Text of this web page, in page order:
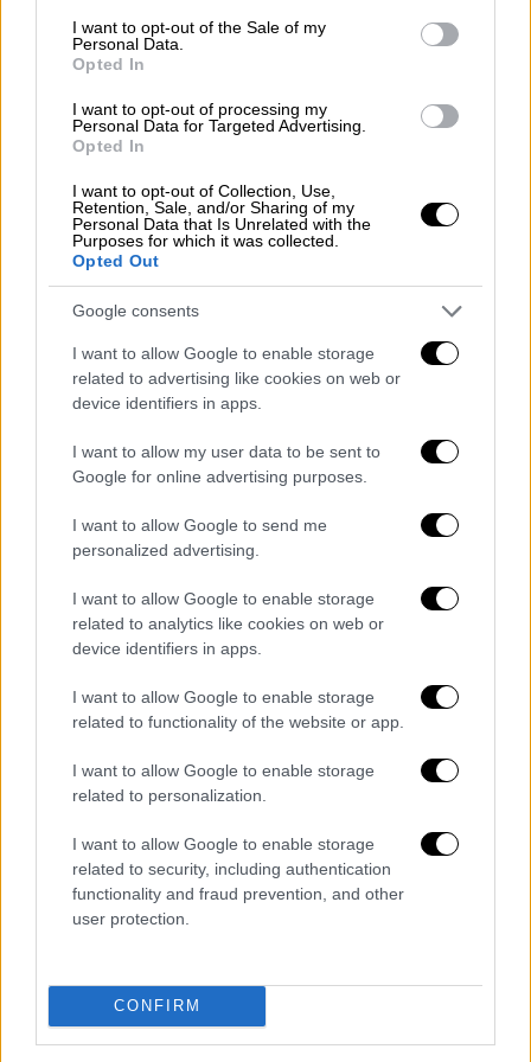
consent section.
I want to opt-out of the Sale of my
Personal Data.
Opted In
I want to opt-out of processing my
Personal Data for Targeted Advertising.
Opted In
I want to opt-out of Collection, Use,
Retention, Sale, and/or Sharing of my
Personal Data that Is Unrelated with the
Purposes for which it was collected.
Opted Out
Google consents
I want to allow Google to enable storage
related to advertising like cookies on web or
device identifiers in apps.
I want to allow my user data to be sent to
Google for online advertising purposes.
I want to allow Google to send me
personalized advertising.
I want to allow Google to enable storage
related to analytics like cookies on web or
device identifiers in apps.
I want to allow Google to enable storage
related to functionality of the website or app.
I want to allow Google to enable storage
related to personalization.
I want to allow Google to enable storage
related to security, including authentication
functionality and fraud prevention, and other
user protection.
CONFIRM
λίγα δευτερόλεπτα. Οι περιγραφές της
εποχής μιλούν για σκόνη που σκέπασε την
πόλη και για έναν ήχο «σαν να έσπαζε η γη
στα δύο».
Η γέννηση της «Νέας Ξάνθης»
Από τα ερείπια του 1829 ξεκίνησε η
ανοικοδόμηση μιας νέας πόλης — αυτής που
σήμερα γνωρίζουμε ως Παλιά Πόλη της
Ξάνθης. Χτισμένη με νέο πολεοδομικό
σχέδιο, με λιθόκτιστα σπίτια και
χαρακτηριστικά νεοκλασικά στοιχεία, η πόλη
ξαναγεννήθηκε μέσα σε λίγες δεκαετίες.
Οι πλούσιοι καπνέμποροι του 19ου αιώνα,
στην πόλη το νέο της πρόσωπο. Όμως η
μνήμη του σεισμού έμεινε ζωντανή για
γενιές — και συχνά αναφερόταν ως το
γεγονός «που μας ξαναγέννησε».
Σύγχρονοι γεωλόγοι συνδέουν το γεγονός
του 1829 με τη ρηξιγενή ζώνη Ξάνθης –
Χρυσούπολης – Καβάλας, μια ενεργή
απασχολεί τους σεισμολόγους.
Ο καθηγητής Ευθύμιος Λέκκας επεσήμανε με
δηλώσεις του στην ΕΡΤ για τον σεισμό των
τα μεγάλα ρήγματα του βόρειου ελληνικού
χώρου», ικανό να δώσει σημαντικές
δονήσεις. Να σημειωθεί πως ο σεισμός είχε